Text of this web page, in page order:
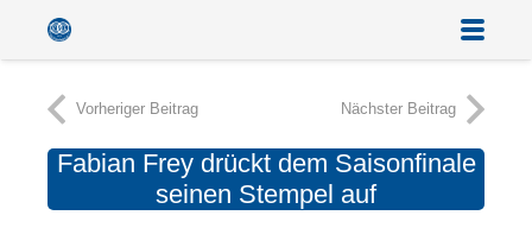
Vorheriger Beitrag Nächster Beitrag
Fabian Frey drückt dem Saisonfinale
seinen Stempel auf